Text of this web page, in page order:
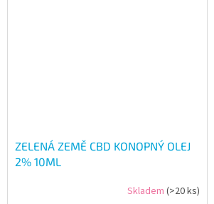
ZELENÁ ZEMĚ CBD KONOPNÝ OLEJ
2% 10ML
Skladem (>20 ks)